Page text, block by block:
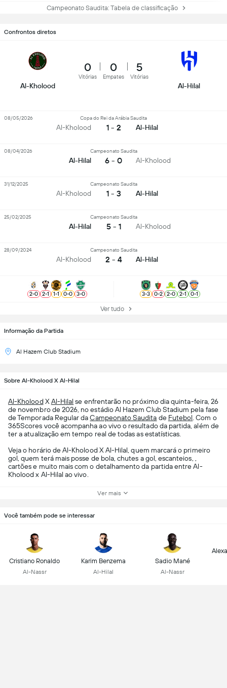
Campeonato Saudita: Tabela de classificação
Informação da Partida
Al Hazem Club Stadium
Confrontos diretos
Al-Kholood
0
Vitórias
0
Empates
5
Vitórias
Al-Hilal
Al-Kholood
Copa do Rei da Arábia Saudita
1 - 2 Al-Hilal
08/05/2026
Al-Hilal
Campeonato Saudita
6 - 0 Al-Kholood
08/04/2026
Al-Kholood
Campeonato Saudita
1 - 3 Al-Hilal
31/12/2025
Al-Hilal
Campeonato Saudita
5 - 1 Al-Kholood
25/02/2025
Al-Kholood
Campeonato Saudita
2 - 4 Al-Hilal
28/09/2024
2-0 2-1 1-1 0-0 3-0 3-3 0-2 2-0 2-1 0-1
Ver tudo
Sobre Al-Kholood X Al-Hilal
Al-KholoodX Al-Hilal se enfrentarão no próximo dia quinta-feira, 26
de novembro de 2026, no estádio Al Hazem Club Stadium pela fase
de Temporada Regular daCampeonato Saudita de Futebol . Com o
365Scores você acompanha ao vivo o resultado da partida, além de
ter a atualização em tempo real de todas as estatísticas.
Veja o horário de Al-Kholood X Al-Hilal, quem marcará o primeiro
gol, quem terá mais posse de bola, chutes a gol, escanteios, ,
cartões e muito mais com o detalhamento da partida entre Al-
Kholood x Al-Hilal ao vivo.
Ver mais
Você também pode se interessar
Cristiano Ronaldo
Al-Nassr
Karim Benzema
Al-Hilal
Sadio Mané
Al-Nassr